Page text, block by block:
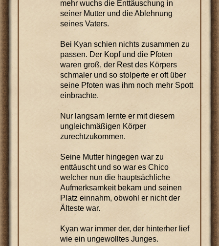
mehr wuchs die Enttäuschung in
seiner Mutter und die Ablehnung
seines Vaters.
Bei Kyan schien nichts zusammen zu
passen. Der Kopf und die Pfoten
waren groß, der Rest des Körpers
schmaler und so stolperte er oft über
seine Pfoten was ihm noch mehr Spott
einbrachte.
Nur langsam lernte er mit diesem
ungleichmäßigen Körper
zurechtzukommen.
Seine Mutter hingegen war zu
enttäuscht und so war es Chico
welcher nun die hauptsächliche
Aufmerksamkeit bekam und seinen
Platz einnahm, obwohl er nicht der
Älteste war.
Kyan war immer der, der hinterher lief
wie ein ungewolltes Junges.